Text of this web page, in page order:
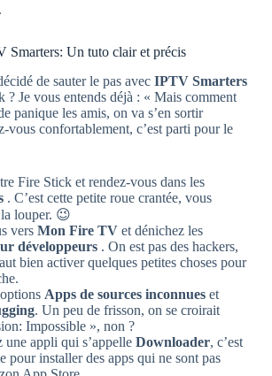
Smarters: Un tuto clair et précis
de sauter le pas avec IPTV Smarters
? Je vous entends déjà : « Mais comment
panique les amis, on va s’en sortir
vous confortablement, c’est parti pour le
Fire Stick et rendez-vous dans les
. C’est cette petite roue crantée, vous
louper. 😉
vers Mon Fire TVet dénichez les
développeurs. On est pas des hackers,
bien activer quelques petites choses pour
Apps de sources inconnueset
. Un peu de frisson, on se croirait
Impossible », non ?
une appli qui s’appelle Downloader, c’est
pour installer des apps qui ne sont pas